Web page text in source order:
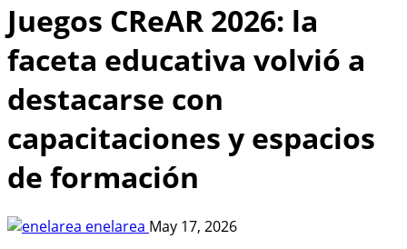
Juegos CReAR 2026: la
faceta educativa volvió a
destacarse con
capacitaciones y espacios
de formación
enelarea May 17, 2026